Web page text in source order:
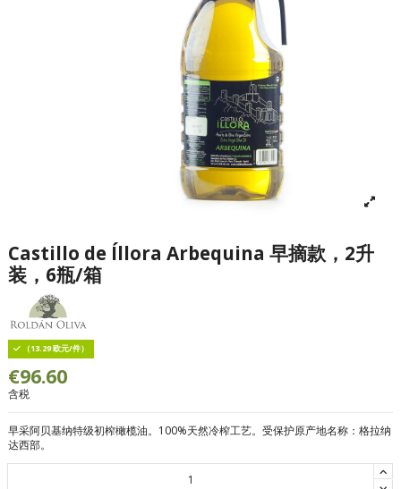
Castillo de Íllora Arbequina 早摘款，2升
装，6瓶/箱
（13.29 欧元/件）
€96.60
含税
早采阿贝基纳特级初榨橄榄油。 100%天然冷榨工艺。受保护原产地名称：格拉纳
达西部。